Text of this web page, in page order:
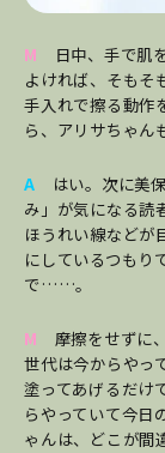
M 日中、手で肌
よければ、そもそ
手入れで擦る動作
ら、アリサちゃん
A はい。次に美
み」が気になる読
ほうれい線などが
にしているつもり
で……。
M 摩擦をせずに
世代は今からやっ
塗ってあげるだけ
らやっていて今日
ゃんは、どこが間